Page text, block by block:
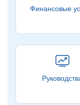
Финансовые